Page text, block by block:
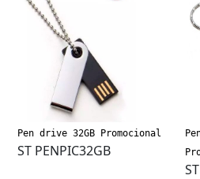
Pen drive 32GB Promocional
ST PENPIC32GB